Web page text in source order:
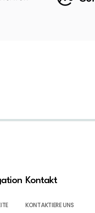
Kontakt
KONTAKTIERE UNS